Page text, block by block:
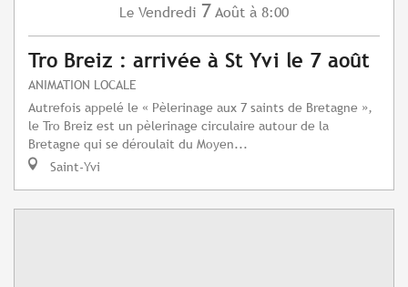
Le Vendredi 7 Août à 8:00
Tro Breiz : arrivée à St Yvi le 7 août
ANIMATION LOCALE
Autrefois appelé le « Pèlerinage aux 7 saints de Bretagne »,
le Tro Breiz est un pèlerinage circulaire autour de la
Bretagne qui se déroulait du Moyen...
Saint-Yvi